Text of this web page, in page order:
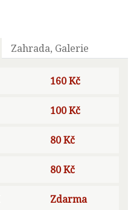
Zahrada, Galerie
160 Kč
100 Kč
80 Kč
80 Kč
Zdarma